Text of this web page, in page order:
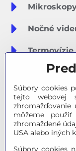
Nočné
Termovízie
Značky
Výpredaj
Tipy na
Súbory cookies
tejto webovej
môžeme
zhromaždené
USA alebo iných
Súbory cookies